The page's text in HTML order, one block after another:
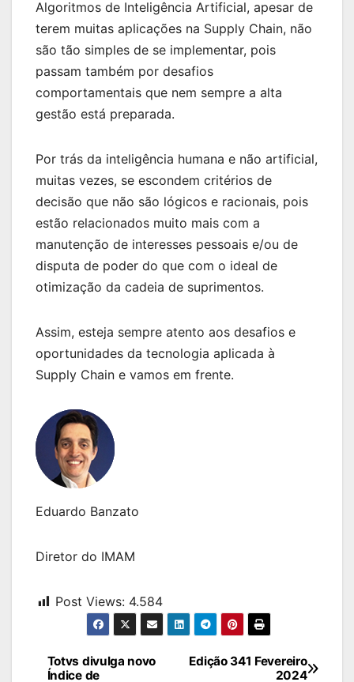
Algoritmos de Inteligência Artificial, apesar de
terem muitas aplicações na Supply Chain, não
são tão simples de se implementar, pois
passam também por desafios
comportamentais que nem sempre a alta
gestão está preparada.
Por trás da inteligência humana e não artificial,
muitas vezes, se escondem critérios de
decisão que não são lógicos e racionais, pois
estão relacionados muito mais com a
manutenção de interesses pessoais e/ou de
disputa de poder do que com o ideal de
otimização da cadeia de suprimentos.
Assim, esteja sempre atento aos desafios e
oportunidades da tecnologia aplicada à
Supply Chain e vamos em frente.
Eduardo Banzato
Diretor do IMAM
Post Views: 4.584
Navegação
Edição 341 Fevereiro
2024
Totvs divulga novo
Índice de